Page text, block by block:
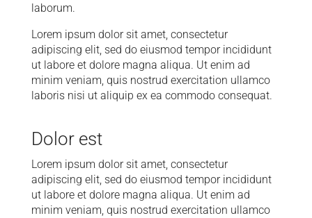
laborum.
Lorem ipsum dolor sit amet, consectetur
adipiscing elit, sed do eiusmod tempor incididunt
ut labore et dolore magna aliqua. Ut enim ad
minim veniam, quis nostrud exercitation ullamco
laboris nisi ut aliquip ex ea commodo consequat.
Dolor est
Lorem ipsum dolor sit amet, consectetur
adipiscing elit, sed do eiusmod tempor incididunt
ut labore et dolore magna aliqua. Ut enim ad
minim veniam, quis nostrud exercitation ullamco